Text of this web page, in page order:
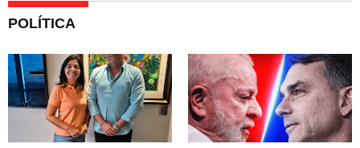
POLÍTICA